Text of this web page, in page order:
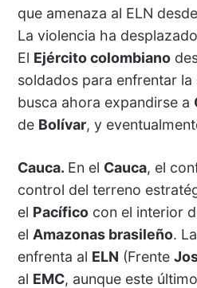
que amenaza al ELN
La violencia ha
El Ejército colombiano
soldados para enfrentar la
busca ahora expandirse a
de Bolívar, y
Cauca. En el Cauca, el
control del terreno
el Pacíficocon el interior
el Amazonas brasileño.
enfrenta al ELN (Frente
al EMC, aunque este